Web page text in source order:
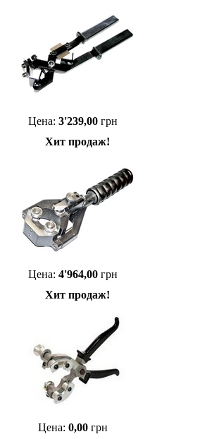
Цена: 3'239,00 грн
Хит продаж!
Цена: 4'964,00 грн
Хит продаж!
Цена: 0,00 грн